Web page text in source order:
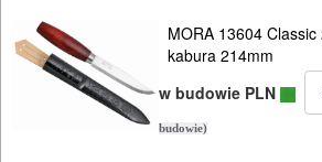
ODZIEŻ
ROBOCZA
MORA 13604
kabura 214mm
w budowie PLN
budowie)